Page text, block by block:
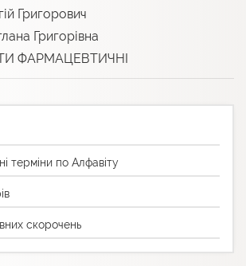
Григорович
Григорівна
ФАРМАЦЕВТИЧНІ
терміни по Алфавіту
скорочень